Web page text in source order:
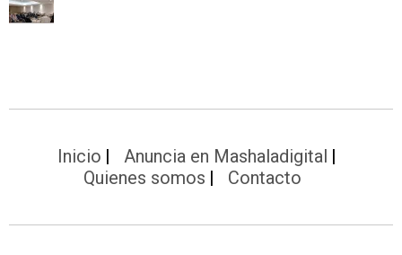
Inicio
Anuncia en Mashaladigital
Quienes somos
Contacto